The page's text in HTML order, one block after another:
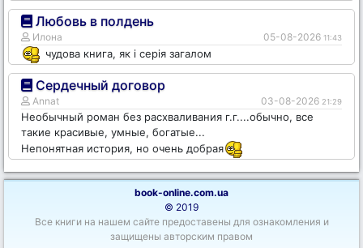
Любовь в полдень
Илона 05-08-2026 11:43
чудова книга, як і серія загалом
Сердечный договор
Annat 03-08-2026 21:29
Необычный роман без расхваливания г.г....обычно, все
такие красивые, умные, богатые...
Непонятная история, но очень добрая
book-online.com.ua
© 2019
Все книги на нашем сайте предоставены для ознакомления и
защищены авторским правом